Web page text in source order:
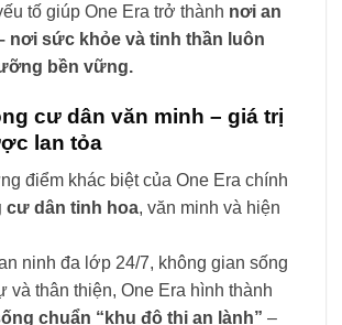
tố giúp One Era trở thành nơi an
nơi sức khỏe và tinh thần luôn
bền vững.
cư dân văn minh – giá trị
lan tỏa
điểm khác biệt của One Era chính
cư dân tinh hoa, văn minh và hiện
ninh đa lớp 24/7, không gian sống
và thân thiện, One Era hình thành
chuẩn “khu đô thị an lành” –